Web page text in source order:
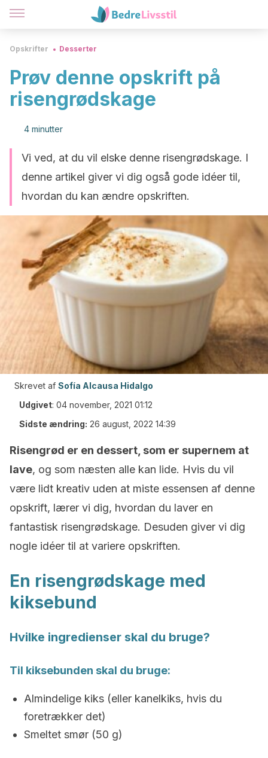
Opskrifter Desserter
Prøv denne opskrift på
risengrødskage
4 minutter
Vi ved, at du vil elske denne risengrødskage. I
denne artikel giver vi dig også gode idéer til,
hvordan du kan ændre opskriften.
Skrevet af Sofía Alcausa Hidalgo
Udgivet: 04 november, 2021 01:12
Sidste ændring: 26 august, 2022 14:39
Risengrød er en dessert, som er supernem at
lave, og som næsten alle kan lide. Hvis du vil
være lidt kreativ uden at miste essensen af denne
opskrift, lærer vi dig, hvordan du laver en
fantastisk risengrødskage. Desuden giver vi dig
nogle idéer til at variere opskriften.
En risengrødskage med
kiksebund
Hvilke ingredienser skal du bruge?
Til kiksebunden skal du bruge:
Almindelige kiks (eller kanelkiks, hvis du
foretrækker det)
Smeltet smør (50 g)